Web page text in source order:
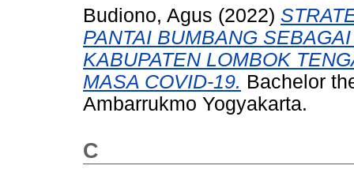
Budiono, Agus (2022)
PANTAI BUMBANG
KABUPATEN LOMBOK
MASA COVID-19. Bachelor
Ambarrukmo Yogyakarta.
C